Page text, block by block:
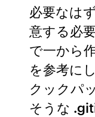
必要なは
意する必
で一から
を参考に
クックパ
そうな